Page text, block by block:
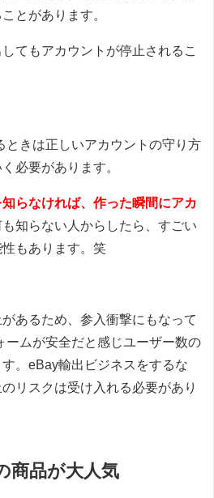
とがあります。
てもアカウントが停止されるこ
ときは正しいアカウントの守り方
必要があります。
らなければ、作った瞬間にアカ
も知らない人からしたら、すごい
もあります。笑
あるため、参入衝撃にもなって
ームが安全だと感じユーザー数の
。eBay輸出ビジネスをするな
リスクは受け入れる必要があり
商品が大人気